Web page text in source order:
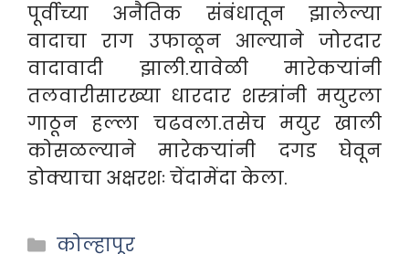
पूर्वीच्या अनैतिक संबंधातून झालेल्या
वादाचा राग उफाळून आल्याने जोरदार
वादावादी झाली.यावेळी मारेकऱ्यांनी
तलवारीसारख्या धारदार शस्त्रांनी मयुरला
गाठून हल्ला चढवला.तसेच मयुर खाली
कोसळल्याने मारेकऱ्यांनी दगड घेवून
डोक्याचा अक्षरशः चेंदामेंदा केला.
Categories
कोल्हापूर